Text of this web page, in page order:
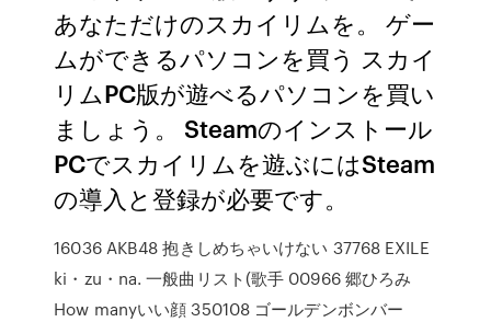
あなただけのスカイリムを。 ゲー
ムができるパソコンを買う スカイ
リムPC版が遊べるパソコンを買い
ましょう。 Steamのインストール
PCでスカイリムを遊ぶにはSteam
の導入と登録が必要です。
16036 AKB48 抱きしめちゃいけない 37768 EXILE
ki・zu・na. 一般曲リスト(歌手 00966 郷ひろみ
How manyいい顔 350108 ゴールデンボンバー